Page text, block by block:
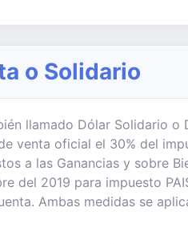
o Solidario
llamado Dólar Solidario o
venta oficial el 30% del
a las Ganancias y sobre
del 2019 para impuesto
Ambas medidas se